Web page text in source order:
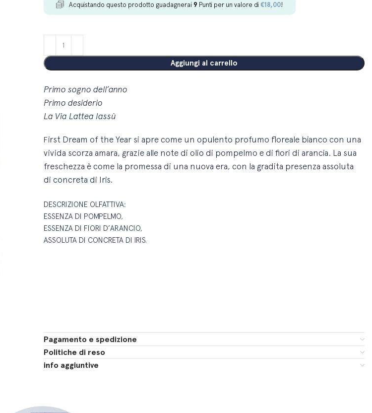
Acquistando questo prodotto guadagnerai 9 Punti per un valore di €18,00!
Aggiungi al carrello
Primo sogno dell’anno
Primo desiderio
La Via Lattea lassù
First Dream of the Year si apre come un opulento profumo floreale bianco con una
vivida scorza amara, grazie alle note di olio di pompelmo e di fiori di arancia. La sua
freschezza è come la promessa di una nuova era, con la gradita presenza assoluta
di concreta di Iris.
DESCRIZIONE OLFATTIVA:
ESSENZA DI POMPELMO,
ESSENZA DI FIORI D’ARANCIO,
ASSOLUTA DI CONCRETA DI IRIS.
Pagamento e spedizione
Politiche di reso
info aggiuntive